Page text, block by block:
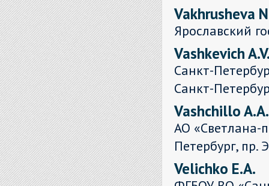
Vakhrusheva
Ярославский
Vashkevich
Санкт-
Санкт-
Vashchillo A.A.
АО «Светлана-
Петербург, пр.
Velichko E.A.